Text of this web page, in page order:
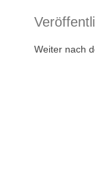
Weiter nach